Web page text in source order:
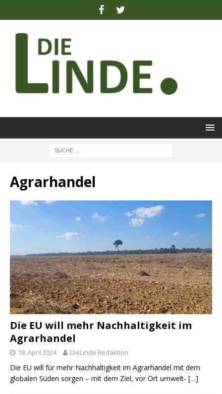
Agrarhandel
Die EU will mehr Nachhaltigkeit im
Agrarhandel
18. April 2024 DieLinde Redaktion
Die EU will für mehr Nachhaltigkeit im Agrarhandel mit dem
globalen Süden sorgen – mit dem Ziel, vor Ort umwelt- […]